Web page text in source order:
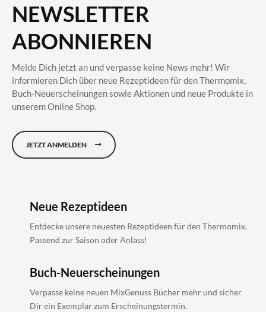
NEWSLETTER
ABONNIEREN
Melde Dich jetzt an und verpasse keine News mehr! Wir
informieren Dich über neue Rezeptideen für den Thermomix,
Buch-Neuerscheinungen sowie Aktionen und neue Produkte in
unserem Online Shop.
JETZT ANMELDEN
Neue Rezeptideen
Entdecke unsere neuesten Rezeptideen für den Thermomix.
Passend zur Saison oder Anlass!
Buch-Neuerscheinungen
Verpasse keine neuen MixGenuss Bücher mehr und sicher
Dir ein Exemplar zum Erscheinungstermin.